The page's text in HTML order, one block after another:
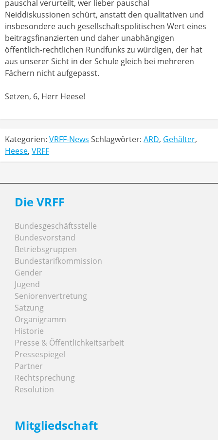
pauschal verurteilt, wer lieber pauschal
Neiddiskussionen schürt, anstatt den qualitativen und
insbesondere auch gesellschaftspolitischen Wert eines
beitragsfinanzierten und daher unabhängigen
öffentlich-rechtlichen Rundfunks zu würdigen, der hat
aus unserer Sicht in der Schule gleich bei mehreren
Fächern nicht aufgepasst.
Setzen, 6, Herr Heese!
Kategorien: VRFF-News Schlagwörter: ARD, Gehälter,
Heese, VRFF
Die VRFF
Bundesgeschäftsstelle
Bundesvorstand
Betriebsgruppen
Bundestarifkommission
Gender
Jugend
Seniorenvertretung
Satzung
Organigramm
Historie
Presse & Öffentlichkeitsarbeit
Pressespiegel
Partner
Rechtsprechung
Resolution
Mitgliedschaft